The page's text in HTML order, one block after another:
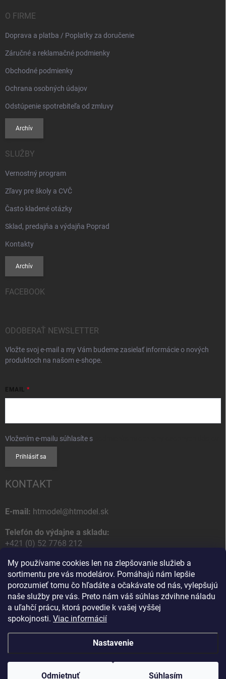
My používame cookies len na zlepšovanie služieb a
sortimentu pre vás modelárov. Pomáhajú nám lepšie
porozumieť tomu čo hľadáte a očakávate od nás, vylepšujú
naše služby pre vás. Preto nám váš súhlas zdvihne náladu
a uľahčí prácu, ktorá povedie k vašej vyššej
spokojnosti. Viac informácií
Nastavenie
Odmietnuť Súhlasím
O FIRME
Doprava a platba / Poplatky za doručenie
Záručné a reklamačné podmienky
Obchodné podmienky
Ochrana osobných údajov
Odstúpenie spotrebiteľa od zmluvy
Archív
SLUŽBY
Vernostný program
Zľavy pre školy a CVČ
Často kladené otázky
Sklad, predajňa a výdajňa Poprad
Kontakty
Archív
FACEBOOK
ODOBERAŤ NEWSLETTER
Vložte svoj e-mail a my Vám budeme zasielať informácie o nových
produktoch na našom e-shope.
EMAIL
Vložením e-mailu súhlasíte s
Prihlásiť sa
KONTAKT
E-mail: htmodel@htmodel.sk
Telefón do výdajne a skladu:
+421 (0) 52 7768 212
Poštová / Odberná adresa:
HT model
Na letisko 49
058 01 Poprad
Slovenská Republika
Copyright 2026HT model. Všetky práva vyhradené.Upraviť nastavenie
Ako vám pomôžem?